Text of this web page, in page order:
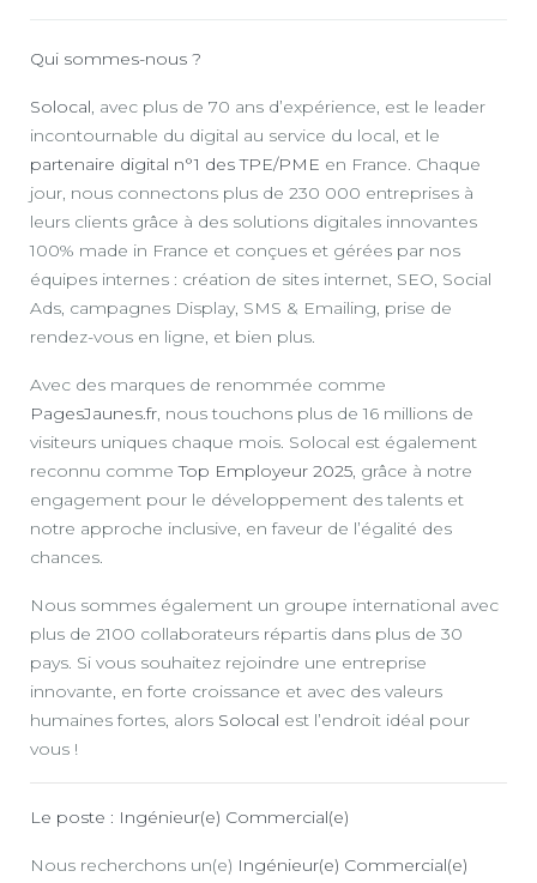
Qui sommes-nous ?
Solocal, avec plus de 70 ans d’expérience, est le leader
incontournable du digital au service du local, et le
partenaire digital n°1 des TPE/PME en France. Chaque
jour, nous connectons plus de 230 000 entreprises à
leurs clients grâce à des solutions digitales innovantes
100% made in France et conçues et gérées par nos
équipes internes : création de sites internet, SEO, Social
Ads, campagnes Display, SMS & Emailing, prise de
rendez-vous en ligne, et bien plus.
Avec des marques de renommée comme
PagesJaunes.fr, nous touchons plus de 16 millions de
visiteurs uniques chaque mois. Solocal est également
reconnu commeTop Employeur 2025, grâce à notre
engagement pour le développement des talents et
notre approche inclusive, en faveur de l’égalité des
chances.
Nous sommes également un groupe international avec
plus de 2100 collaborateurs répartis dans plus de 30
pays. Si vous souhaitez rejoindre une entreprise
innovante, en forte croissance et avec des valeurs
humaines fortes, alors Solocal est l’endroit idéal pour
vous !
Le poste : Ingénieur(e) Commercial(e)
Nous recherchons un(e) Ingénieur(e) Commercial(e)